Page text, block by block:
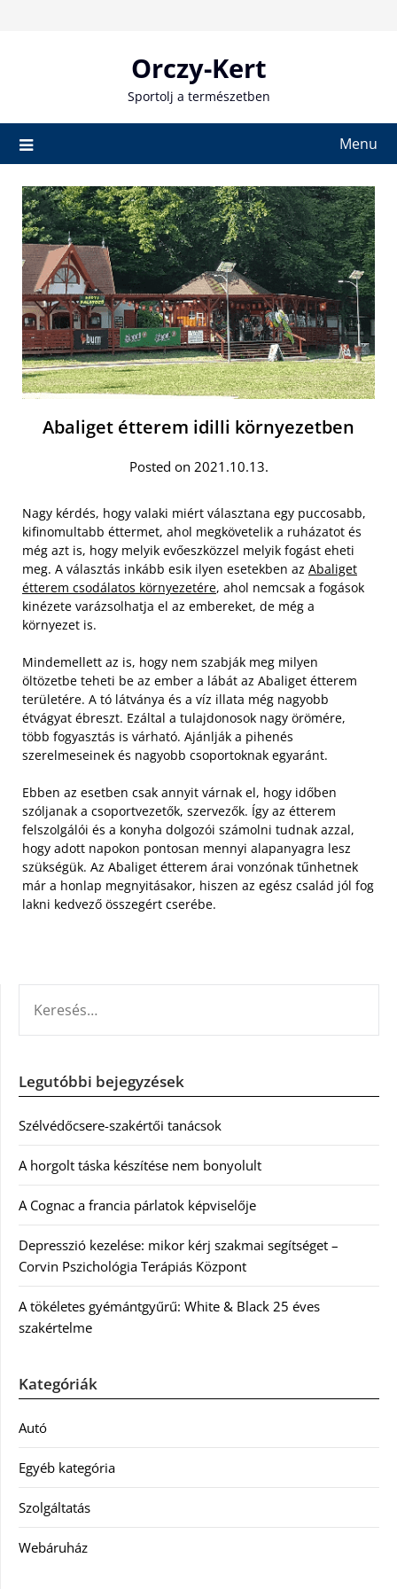
Orczy-Kert
Sportolj a természetben
Menu
Abaliget étterem idilli környezetben
Posted on 2021.10.13.
Nagy kérdés, hogy valaki miért választana egy puccosabb,
kifinomultabb éttermet, ahol megkövetelik a ruházatot és
még azt is, hogy melyik evőeszközzel melyik fogást eheti
meg. A választás inkább esik ilyen esetekben az Abaliget
étterem csodálatos környezetére, ahol nemcsak a fogások
kinézete varázsolhatja el az embereket, de még a
környezet is.
Mindemellett az is, hogy nem szabják meg milyen
öltözetbe teheti be az ember a lábát az Abaliget étterem
területére. A tó látványa és a víz illata még nagyobb
étvágyat ébreszt. Ezáltal a tulajdonosok nagy örömére,
több fogyasztás is várható. Ajánlják a pihenés
szerelmeseinek és nagyobb csoportoknak egyaránt.
Ebben az esetben csak annyit várnak el, hogy időben
szóljanak a csoportvezetők, szervezők. Így az étterem
felszolgálói és a konyha dolgozói számolni tudnak azzal,
hogy adott napokon pontosan mennyi alapanyagra lesz
szükségük. Az Abaliget étterem árai vonzónak tűnhetnek
már a honlap megnyitásakor, hiszen az egész család jól fog
lakni kedvező összegért cserébe.
Legutóbbi bejegyzések
Szélvédőcsere-szakértői tanácsok
A horgolt táska készítése nem bonyolult
A Cognac a francia párlatok képviselője
Depresszió kezelése: mikor kérj szakmai segítséget –
Corvin Pszichológia Terápiás Központ
A tökéletes gyémántgyűrű: White & Black 25 éves
szakértelme
Kategóriák
Autó
Egyéb kategória
Szolgáltatás
Webáruház